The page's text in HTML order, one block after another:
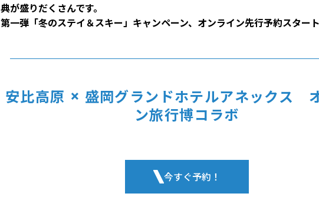
典が盛りだくさんです。
第一弾「冬のステイ＆スキー」キャンペーン、オンライン先行予約スタート
安比高原 × 盛岡グランドホテルアネックス
ン旅行博コラボ
今すぐ予約！